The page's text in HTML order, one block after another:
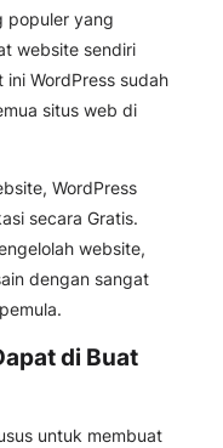
populer yang
website sendiri
WordPress sudah
situs web di
WordPress
secara Gratis.
website,
dengan sangat
di Buat
untuk membuat